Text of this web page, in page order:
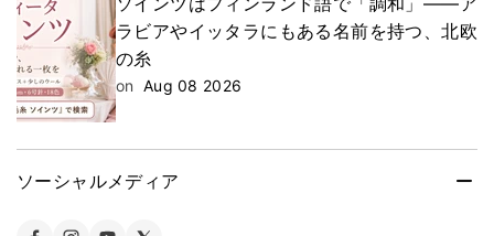
ラビアやイッタラにもある名前を持つ、北欧
の糸
on Aug 08 2026
ソーシャルメディア